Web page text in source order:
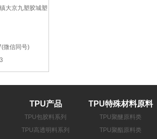
大京九塑胶城塑
微信同号)
TPU产品
TPU包胶料系列
TPU高透明料系列
TPU特殊材料原料
TPU聚醚原料类
TPU聚酯原料类